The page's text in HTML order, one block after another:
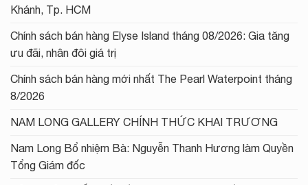
Khánh, Tp. HCM
Chính sách bán hàng Elyse Island tháng 08/2026: Gia tăng
ưu đãi, nhân đôi giá trị
Chính sách bán hàng mới nhất The Pearl Waterpoint tháng
8/2026
NAM LONG GALLERY CHÍNH THỨC KHAI TRƯƠNG
Nam Long Bổ nhiệm Bà: Nguyễn Thanh Hương làm Quyền
Tổng Giám đốc